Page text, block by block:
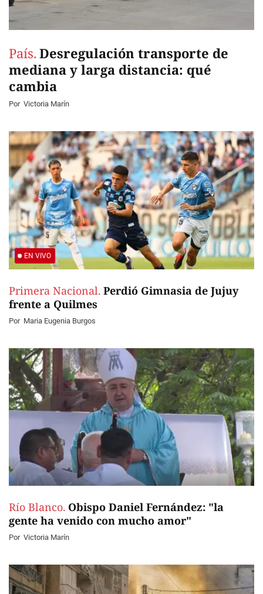
País. Desregulación transporte de
mediana y larga distancia: qué
cambia
Por Victoria Marín
EN VIVO
Primera Nacional. Perdió Gimnasia de Jujuy
frente a Quilmes
Por Maria Eugenia Burgos
Río Blanco. Obispo Daniel Fernández: "la
gente ha venido con mucho amor"
Por Victoria Marín